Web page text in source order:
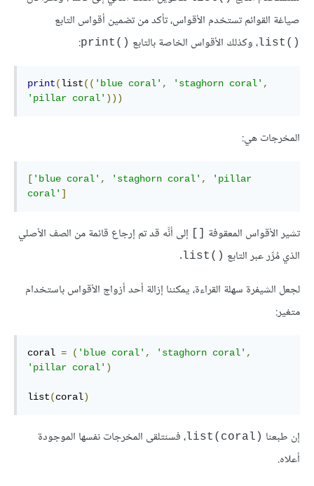
صياغة القوائم تستخدم الأقواس، تأكد من تضمين أقواس التابع
list()
print()
print(list(( 'blue coral' , 'staghorn coral' ,
'pillar coral' )))
المخرجات هي:
[ 'blue coral' , 'staghorn coral' ,
'pillar
coral' ]
تشير الأقواس المعقوفة
إلى أنَّه قد تم إرجاع قائمة من الصف الأصلي
الذي مُرِّر عبر التابع list()‎
.
لجعل الشيفرة سهلة القراءة، يمكننا إزالة أحد أزواج الأقواس باستخدام
متغير:
coral = ( 'blue coral' , 'staghorn coral' ,
'pillar coral' )
list(coral)
إن طبعنا list(coral)‎، فسنتلقى المخرجات نفسها الموجودة
أعلاه.